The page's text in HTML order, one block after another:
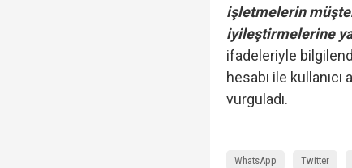
işletmelerin
iyileştirmelerine
ifadeleriyle
hesabı ile
vurguladı.
WhatsApp Twitter